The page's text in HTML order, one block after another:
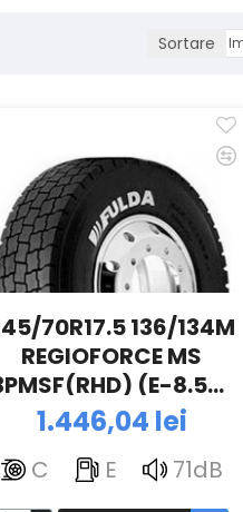
Sortare
70R17.5 136/134M
REGIOFORCE MS
(E-8.57)
TL FULDA
1.446,04 lei
C E 71dB